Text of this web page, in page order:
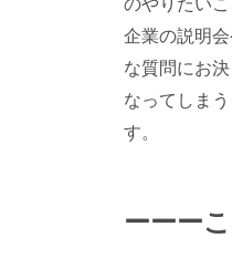
企業の説明
な質問にお
なってしま
す。
ーーー